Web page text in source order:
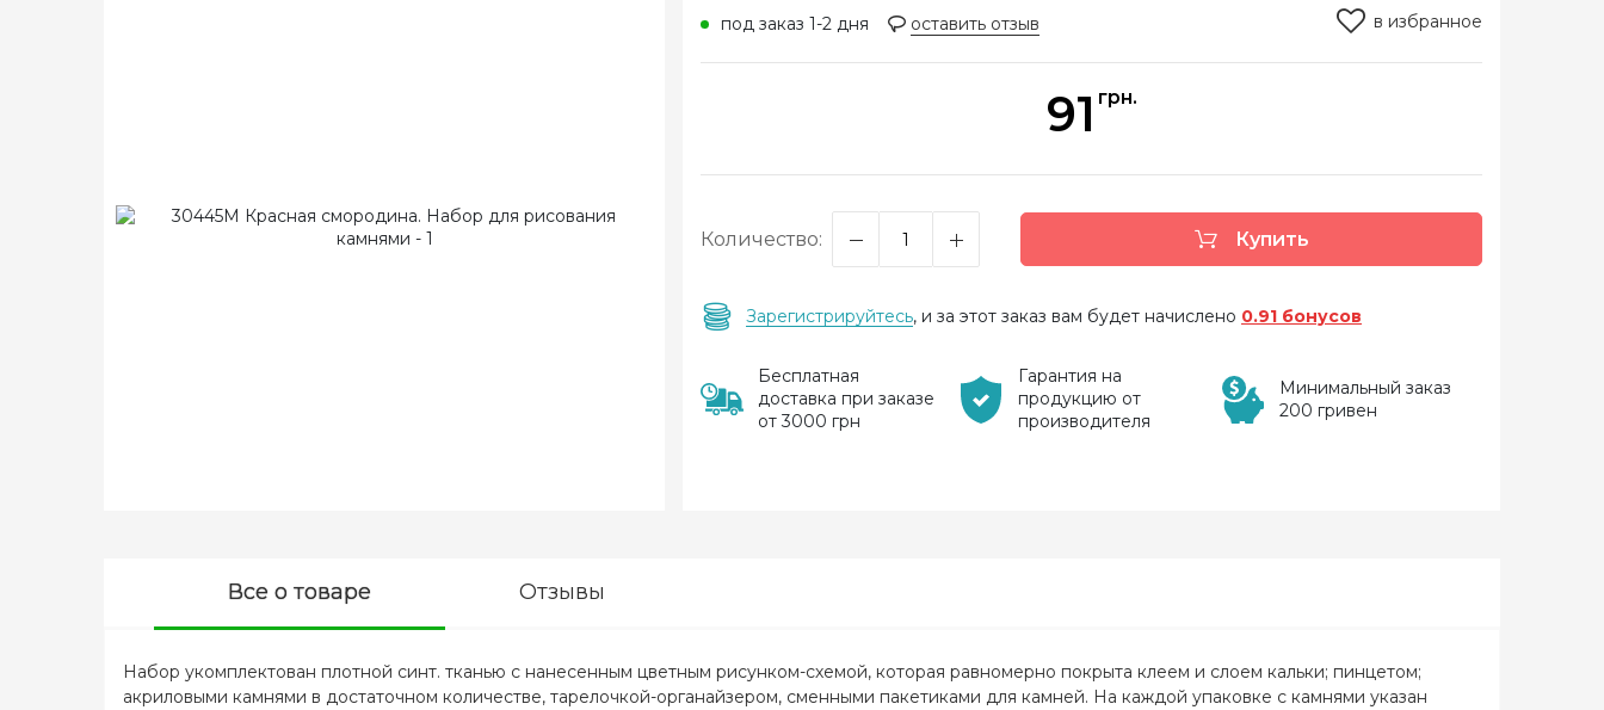
под заказ 1-2 дня
оставить отзыв в избранное
91 грн.
Количество: Купить
Зарегистрируйтесь, и за этот заказ вам будет начислено 0.91 бонусов
Бесплатная
доставка при заказе
от 3000 грн
Гарантия на
продукцию от
производителя
Минимальный заказ
200 гривен
Все о товаре Отзывы
Набор укомплектован плотной синт. тканью с нанесенным цветным рисунком-схемой, которая равномерно покрыта клеем и слоем кальки; пинцетом;
акриловыми камнями в достаточном количестве, тарелочкой-органайзером, сменными пакетиками для камней. На каждой упаковке с камнями указан